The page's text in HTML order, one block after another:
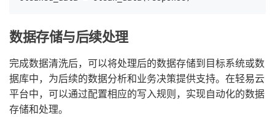
数据存储与后续处理
完成数据清洗后，可以将处理后的数据存储到目标系统或数
据库中，为后续的数据分析和业务决策提供支持。在轻易云
平台中，可以通过配置相应的写入规则，实现自动化的数据
存储和处理。